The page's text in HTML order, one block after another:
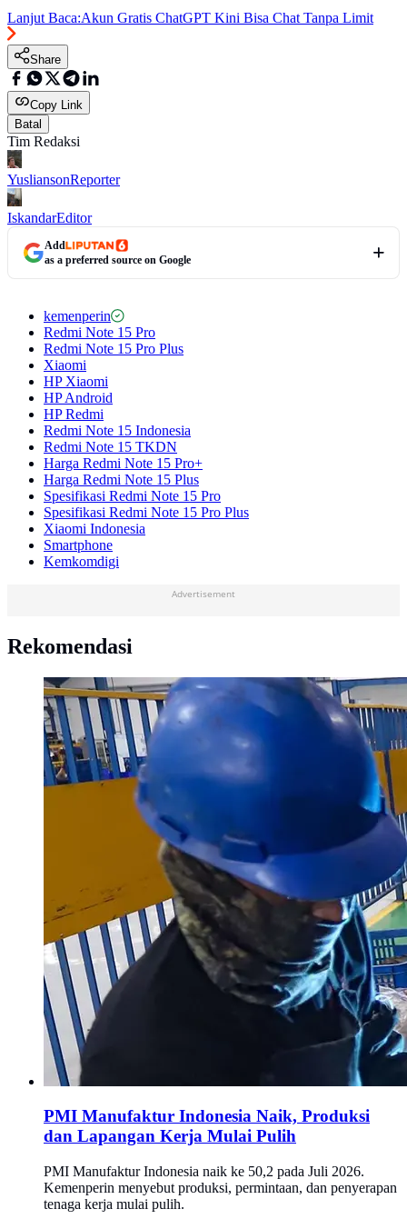
Lanjut Baca:Akun Gratis ChatGPT Kini Bisa Chat Tanpa Limit
Share
Copy Link
Batal
Tim Redaksi
YusliansonReporter
IskandarEditor
Add
as a preferred source on Google
kemenperin
Redmi Note 15 Pro
Redmi Note 15 Pro Plus
Xiaomi
HP Xiaomi
HP Android
HP Redmi
Redmi Note 15 Indonesia
Redmi Note 15 TKDN
Harga Redmi Note 15 Pro+
Harga Redmi Note 15 Plus
Spesifikasi Redmi Note 15 Pro
Spesifikasi Redmi Note 15 Pro Plus
Xiaomi Indonesia
Smartphone
Kemkomdigi
Advertisement
Rekomendasi
PMI Manufaktur Indonesia Naik, Produksi
dan Lapangan Kerja Mulai Pulih
PMI Manufaktur Indonesia naik ke 50,2 pada Juli 2026.
Kemenperin menyebut produksi, permintaan, dan penyerapan
tenaga kerja mulai pulih.